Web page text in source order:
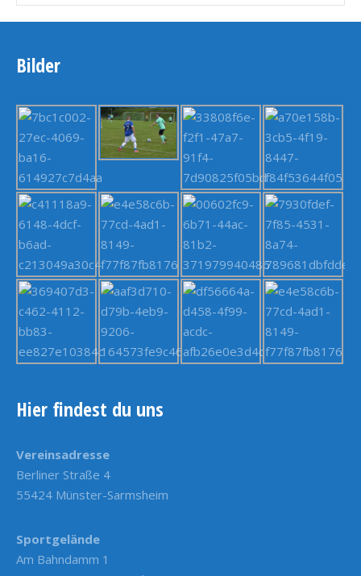
Bilder
Hier findest du uns
Vereinsadresse
Berliner Straße 4
55424 Münster-Sarmsheim
Sportgelände
Am Bahndamm 1